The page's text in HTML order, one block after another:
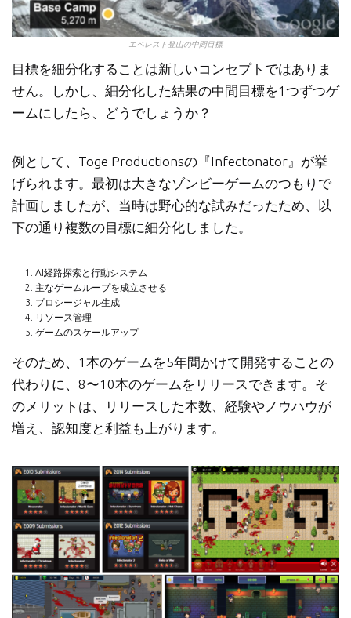
エベレスト登山の中間目標
目標を細分化することは新しいコンセプトではありま
せん。しかし、細分化した結果の中間目標を1つずつゲ
ームにしたら、どうでしょうか？
例として、Toge Productionsの『Infectonator』が挙
げられます。最初は大きなゾンビーゲームのつもりで
計画しましたが、当時は野心的な試みだったため、以
下の通り複数の目標に細分化しました。
AI経路探索と行動システム
主なゲームループを成立させる
プロシージャル生成
リソース管理
ゲームのスケールアップ
そのため、1本のゲームを5年間かけて開発することの
代わりに、8〜10本のゲームをリリースできます。そ
のメリットは、リリースした本数、経験やノウハウが
増え、認知度と利益も上がります。